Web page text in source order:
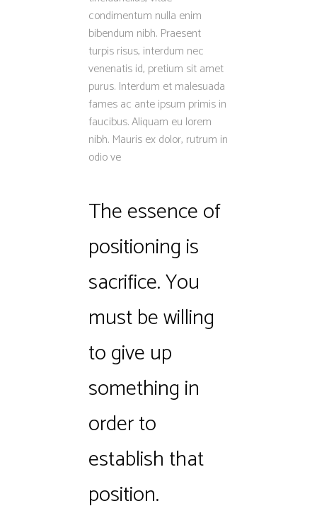
condimentum nulla enim
bibendum nibh. Praesent
turpis risus, interdum nec
venenatis id, pretium sit amet
purus. Interdum et malesuada
fames ac ante ipsum primis in
faucibus. Aliquam eu lorem
nibh. Mauris ex dolor, rutrum in
odio ve
The essence of
positioning is
sacrifice. You
must be willing
to give up
something in
order to
establish that
position.